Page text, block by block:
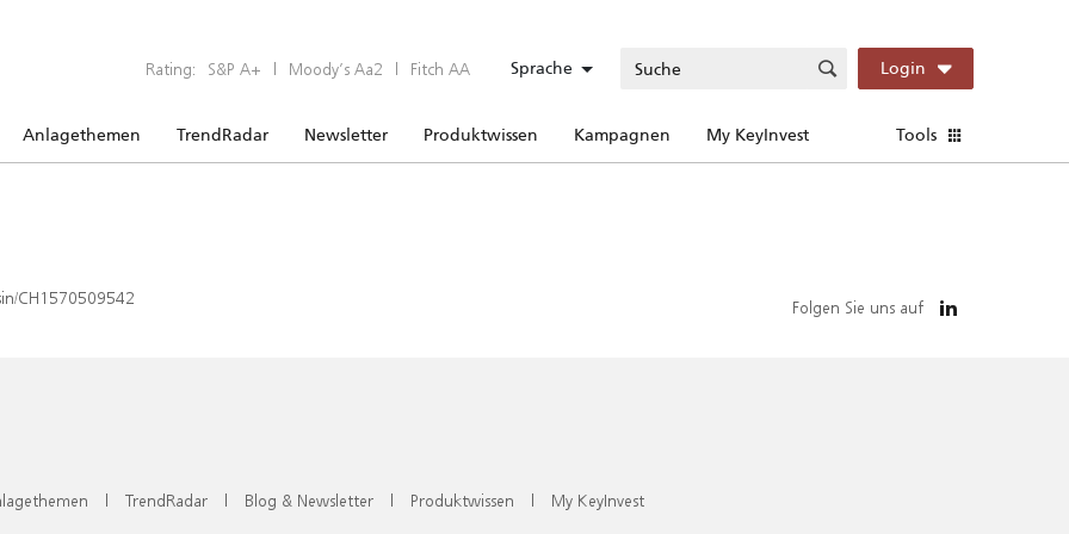
Rating: S&P A+ | Moody’s Aa2 | Fitch AA Sprache Login
Anlagethemen TrendRadar Newsletter Produktwissen Kampagnen My KeyInvest Tools
CH1570509542 Folgen Sie uns auf
| TrendRadar | Blog & Newsletter | Produktwissen | My KeyInvest